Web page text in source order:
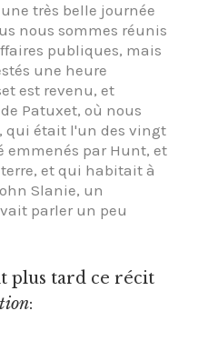
très belle journée
nous sommes réunis
publiques, mais
une heure
est revenu, et
Patuxet, où nous
était l'un des vingt
emmenés par Hunt, et
et qui habitait à
Slanie, un
parler un peu
plus tard ce récit
: